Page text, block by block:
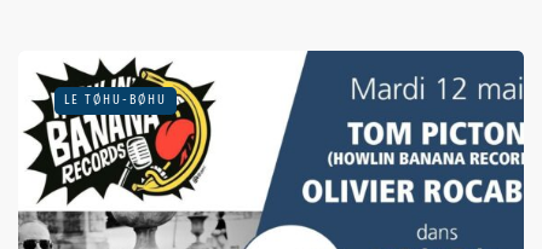
LE TØHU-BØHU